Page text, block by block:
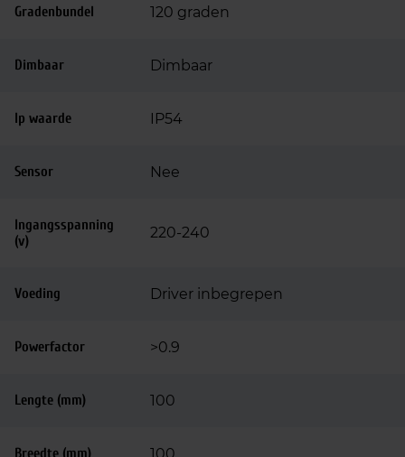
Gradenbundel 120 graden
Dimbaar Dimbaar
Ip waarde IP54
Sensor Nee
Ingangsspanning
(v)
220-240
Voeding Driver inbegrepen
Powerfactor >0.9
Lengte (mm) 100
Breedte (mm)